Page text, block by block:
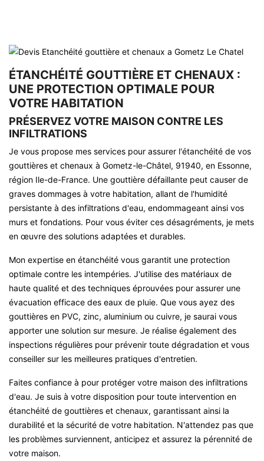
ÉTANCHÉITÉ GOUTTIÈRE ET CHENAUX :
UNE PROTECTION OPTIMALE POUR
VOTRE HABITATION
PRÉSERVEZ VOTRE MAISON CONTRE LES
INFILTRATIONS
Je vous propose mes services pour assurer l'étanchéité de vos
gouttières et chenaux à Gometz-le-Châtel, 91940, en Essonne,
région Ile-de-France. Une gouttière défaillante peut causer de
graves dommages à votre habitation, allant de l'humidité
persistante à des infiltrations d'eau, endommageant ainsi vos
murs et fondations. Pour vous éviter ces désagréments, je mets
en œuvre des solutions adaptées et durables.
Mon expertise en étanchéité vous garantit une protection
optimale contre les intempéries. J'utilise des matériaux de
haute qualité et des techniques éprouvées pour assurer une
évacuation efficace des eaux de pluie. Que vous ayez des
gouttières en PVC, zinc, aluminium ou cuivre, je saurai vous
apporter une solution sur mesure. Je réalise également des
inspections régulières pour prévenir toute dégradation et vous
conseiller sur les meilleures pratiques d'entretien.
Faites confiance à pour protéger votre maison des infiltrations
d'eau. Je suis à votre disposition pour toute intervention en
étanchéité de gouttières et chenaux, garantissant ainsi la
durabilité et la sécurité de votre habitation. N'attendez pas que
les problèmes surviennent, anticipez et assurez la pérennité de
votre maison.